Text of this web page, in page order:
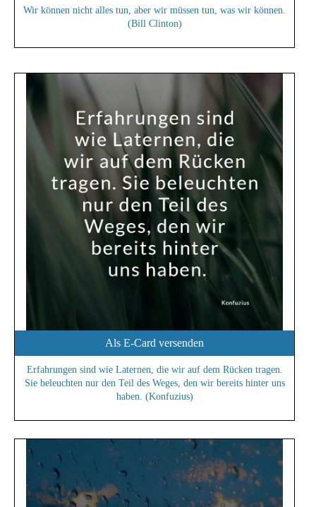
Wir können nicht alles tun, aber wir müssen tun, was wir können.
(Bill Clinton)
Als E-Card versenden
Erfahrungen sind wie Laternen, die wir auf dem Rücken tragen.
Sie beleuchten nur den Teil des Weges, den wir bereits hinter uns
haben. (Konfuzius)